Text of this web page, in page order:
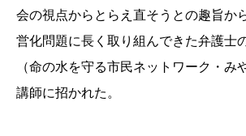
会の視点からとらえ直そうとの趣旨か
営化問題に長く取り組んできた弁護士
（命の水を守る市民ネットワーク・み
講師に招かれた。